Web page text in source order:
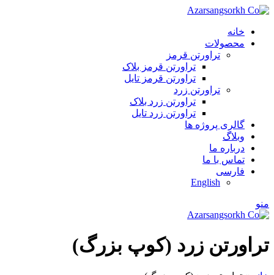
خانه
محصولات
تراورتن قرمز
تراورتن قرمز بلاک
تراورتن قرمز تایل
تراورتن زرد
تراورتن زرد بلاک
تراورتن زرد تایل
گالری پروژه ها
وبلاگ
درباره ما
تماس با ما
فارسی
English
منو
تراورتن زرد (کوپ بزرگ)